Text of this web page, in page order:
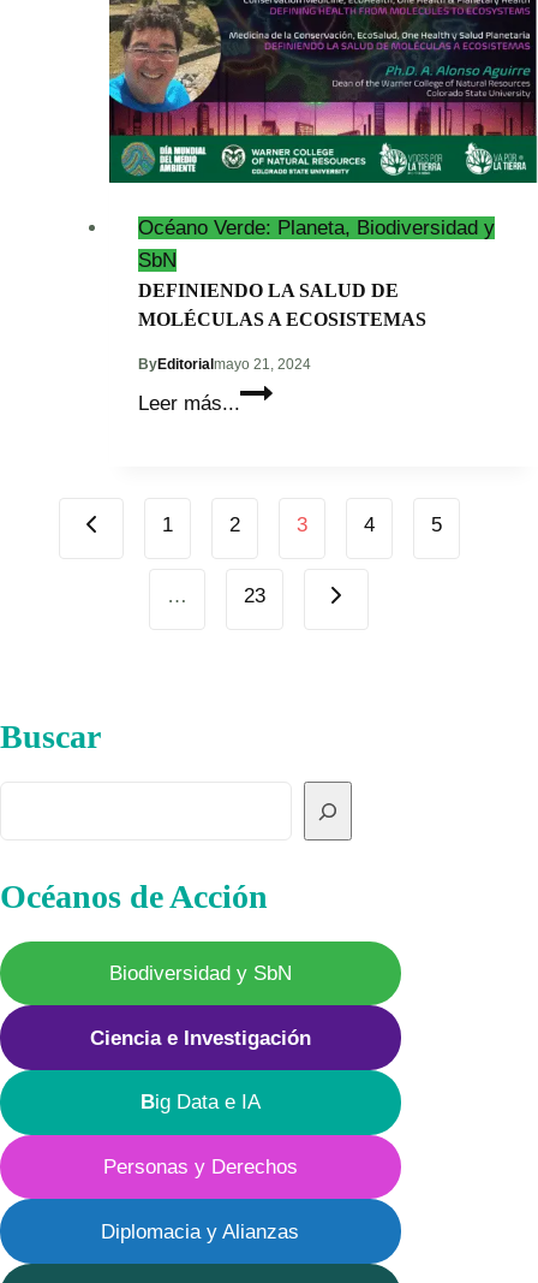
Océano Verde: Planeta, Biodiversidad y
SbN
DEFINIENDO LA SALUD DE
MOLÉCULAS A ECOSISTEMAS
ByEditorial mayo 21, 2024
Leer más...
DEFINIENDO
MOLÉCULAS
ECOSISTEMAS
PagePrevious
1 2 3 4 5
… 23
Next
Buscar
Océanos de Acción
Biodiversidad y SbN
Ciencia e Investigación
Big Data e IA
Personas y Derechos
Diplomacia y Alianzas